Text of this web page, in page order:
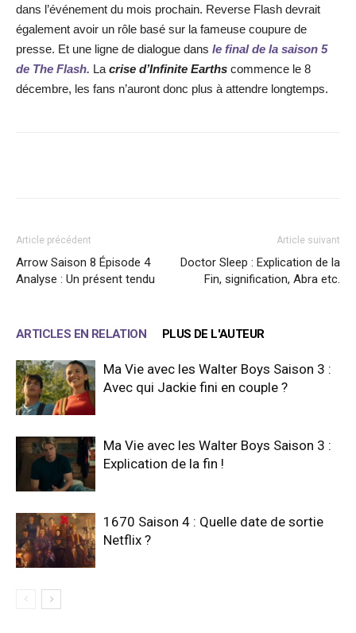
dans l’événement du mois prochain. Reverse Flash devrait
également avoir un rôle basé sur la fameuse coupure de
presse. Et une ligne de dialogue dans le final de la saison 5
de The Flash. La crise d’Infinite Earths commence le 8
décembre, les fans n’auront donc plus à attendre longtemps.
Article précédent
Arrow Saison 8 Épisode 4
Analyse : Un présent tendu
Article suivant
Doctor Sleep : Explication de la
Fin, signification, Abra etc.
ARTICLES EN RELATION PLUS DE L'AUTEUR
Ma Vie avec les Walter Boys Saison 3 :
Avec qui Jackie fini en couple ?
Ma Vie avec les Walter Boys Saison 3 :
Explication de la fin !
1670 Saison 4 : Quelle date de sortie
Netflix ?